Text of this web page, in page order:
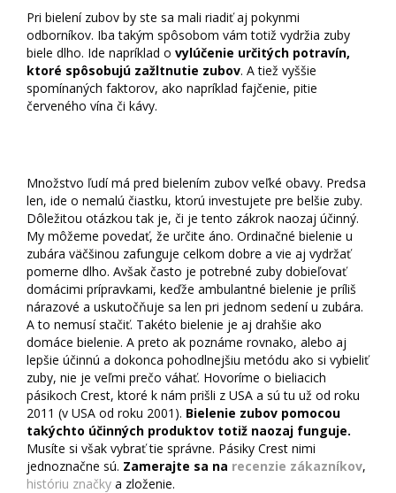
Pri bielení zubov by ste sa mali riadiť aj pokynmi
odborníkov. Iba takým spôsobom vám totiž vydržia zuby
biele dlho. Ide napríklad o vylúčenie určitých potravín,
ktoré spôsobujú zažltnutie zubov. A tiež vyššie
spomínaných faktorov, ako napríklad fajčenie, pitie
červeného vína či kávy.
Množstvo ľudí má pred bielením zubov veľké obavy. Predsa
len, ide o nemalú čiastku, ktorú investujete pre belšie zuby.
Dôležitou otázkou tak je, či je tento zákrok naozaj účinný.
My môžeme povedať, že určite áno. Ordinačné bielenie u
zubára väčšinou zafunguje celkom dobre a vie aj vydržať
pomerne dlho. Avšak často je potrebné zuby dobieľovať
domácimi prípravkami, keďže ambulantné bielenie je príliš
nárazové a uskutočňuje sa len pri jednom sedení u zubára.
A to nemusí stačiť. Takéto bielenie je aj drahšie ako
domáce bielenie. A preto ak poznáme rovnako, alebo aj
lepšie účinnú a dokonca pohodlnejšiu metódu ako si vybieliť
zuby, nie je veľmi prečo váhať. Hovoríme o bieliacich
pásikoch Crest, ktoré k nám prišli z USA a sú tu už od roku
2011 (v USA od roku 2001). Bielenie zubov pomocou
takýchto účinných produktov totiž naozaj funguje.
Musíte si však vybrať tie správne. Pásiky Crest nimi
jednoznačne sú. Zamerajte sa na recenzie zákazníkov,
históriu značky a zloženie.